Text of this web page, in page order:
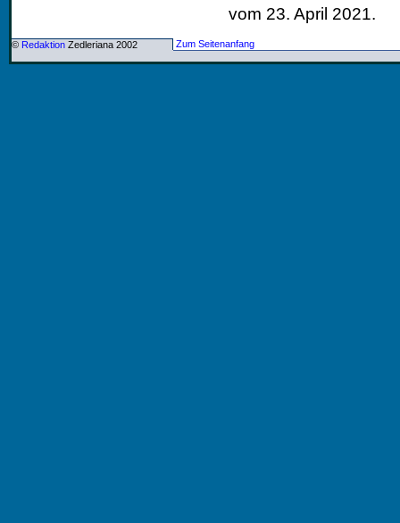
vom 23. April 2021.
© Redaktion Zedleriana 2002 Zum Seitenanfang